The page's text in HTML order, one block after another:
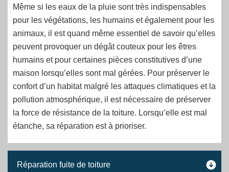
Même si les eaux de la pluie sont très indispensables
pour les végétations, les humains et également pour les
animaux, il est quand même essentiel de savoir qu’elles
peuvent provoquer un dégât couteux pour les êtres
humains et pour certaines pièces constitutives d’une
maison lorsqu’elles sont mal gérées. Pour préserver le
confort d’un habitat malgré les attaques climatiques et la
pollution atmosphérique, il est nécessaire de préserver
la force de résistance de la toiture. Lorsqu’elle est mal
étanche, sa réparation est à prioriser.
Réparation fuite de toiture